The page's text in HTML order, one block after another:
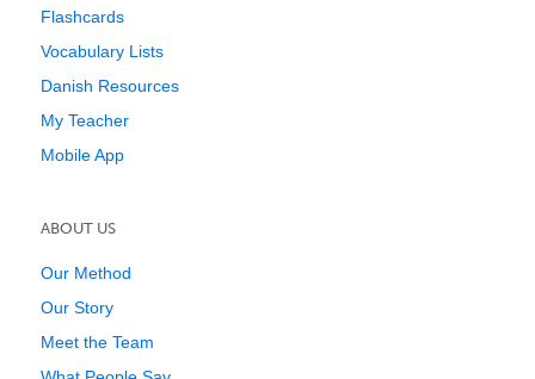
Flashcards
Vocabulary Lists
Danish Resources
My Teacher
Mobile App
ABOUT US
Our Method
Our Story
Meet the Team